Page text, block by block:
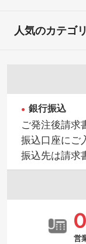
銀行振込
ご発注後請求
振込口座にご
振込先は請求
営
人気のカテゴ